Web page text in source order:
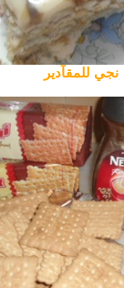
نجي للمقآدير